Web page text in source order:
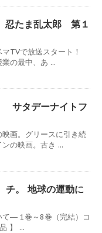
忍たま乱太郎 第１
TVで放送スタート！
の最中、あ ...
サタデーナイトフ
画。グリースに引き続
の映画。古き ...
。 地球の運動に
― 1巻～8巻（完結）コ
】 ...